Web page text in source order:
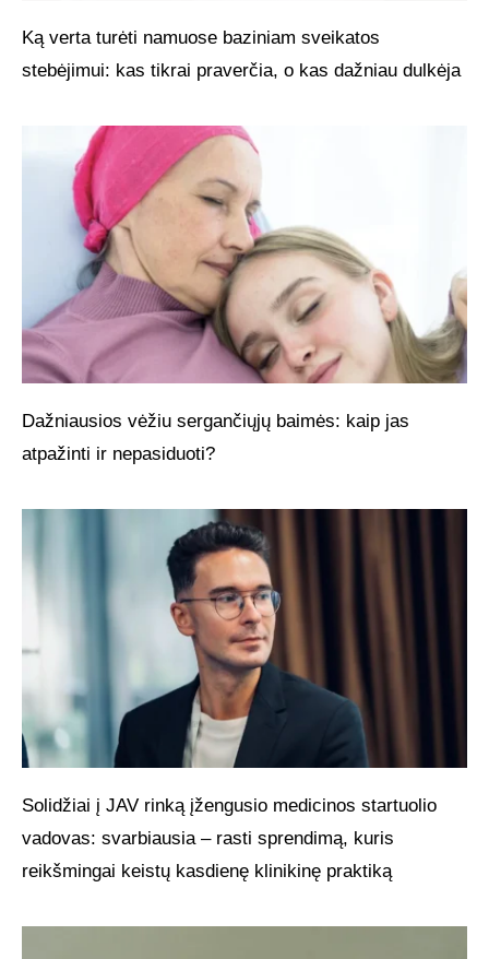
Ką verta turėti namuose baziniam sveikatos
stebėjimui: kas tikrai praverčia, o kas dažniau dulkėja
Dažniausios vėžiu sergančiųjų baimės: kaip jas
atpažinti ir nepasiduoti?
Solidžiai į JAV rinką įžengusio medicinos startuolio
vadovas: svarbiausia – rasti sprendimą, kuris
reikšmingai keistų kasdienę klinikinę praktiką